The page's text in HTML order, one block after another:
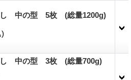
し 中の型 5枚 (総量1200g)
し 中の型 3枚 (総量700g)